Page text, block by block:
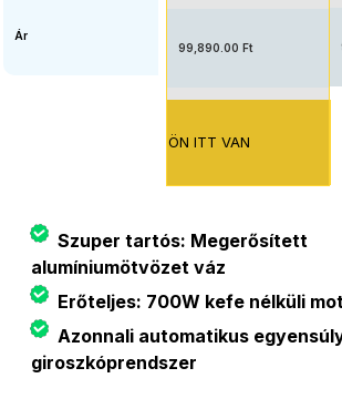
Ár
99,890.00 Ft
ÖN ITT VAN
Szuper tartós: Megerősített
alumíniumötvözet váz
Erőteljes: 700W kefe nélküli
Azonnali automatikus
giroszkóprendszer